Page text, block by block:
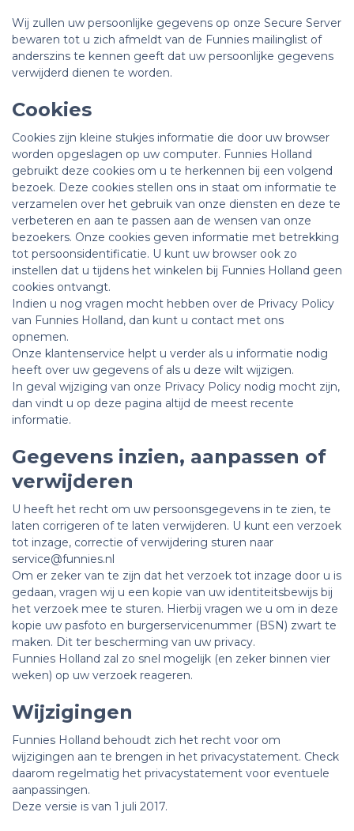
Wij zullen uw persoonlijke gegevens op onze Secure Server
bewaren tot u zich afmeldt van de Funnies mailinglist of
anderszins te kennen geeft dat uw persoonlijke gegevens
verwijderd dienen te worden.
Cookies
Cookies zijn kleine stukjes informatie die door uw browser
worden opgeslagen op uw computer. Funnies Holland
gebruikt deze cookies om u te herkennen bij een volgend
bezoek. Deze cookies stellen ons in staat om informatie te
verzamelen over het gebruik van onze diensten en deze te
verbeteren en aan te passen aan de wensen van onze
bezoekers. Onze cookies geven informatie met betrekking
tot persoonsidentificatie. U kunt uw browser ook zo
instellen dat u tijdens het winkelen bij Funnies Holland geen
cookies ontvangt.
Indien u nog vragen mocht hebben over de Privacy Policy
van Funnies Holland, dan kunt u contact met ons
opnemen.
Onze klantenservice helpt u verder als u informatie nodig
heeft over uw gegevens of als u deze wilt wijzigen.
In geval wijziging van onze Privacy Policy nodig mocht zijn,
dan vindt u op deze pagina altijd de meest recente
informatie.
Gegevens inzien, aanpassen of
verwijderen
U heeft het recht om uw persoonsgegevens in te zien, te
laten corrigeren of te laten verwijderen. U kunt een verzoek
tot inzage, correctie of verwijdering sturen naar
service@funnies.nl
Om er zeker van te zijn dat het verzoek tot inzage door u is
gedaan, vragen wij u een kopie van uw identiteitsbewijs bij
het verzoek mee te sturen. Hierbij vragen we u om in deze
kopie uw pasfoto en burgerservicenummer (BSN) zwart te
maken. Dit ter bescherming van uw privacy.
Funnies Holland zal zo snel mogelijk (en zeker binnen vier
weken) op uw verzoek reageren.
Wijzigingen
Funnies Holland behoudt zich het recht voor om
wijzigingen aan te brengen in het privacystatement. Check
daarom regelmatig het privacystatement voor eventuele
aanpassingen.
Deze versie is van 1 juli 2017.